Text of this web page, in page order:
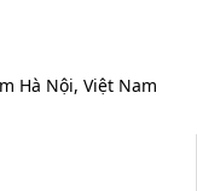
Hà Nội, Việt Nam